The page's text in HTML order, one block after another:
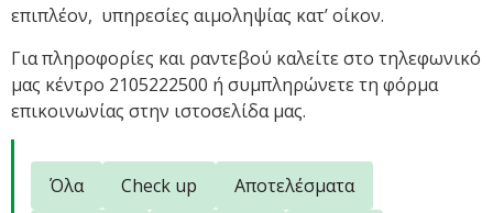
επιπλέον, υπηρεσίες αιμοληψίας κατ’ οίκον.
Για πληροφορίες και ραντεβού καλείτε στο τηλεφωνικό
μας κέντρο 2105222500 ή συμπληρώνετε τη φόρμα
επικοινωνίας στην ιστοσελίδα μας.
Όλα Check up Αποτελέσματα